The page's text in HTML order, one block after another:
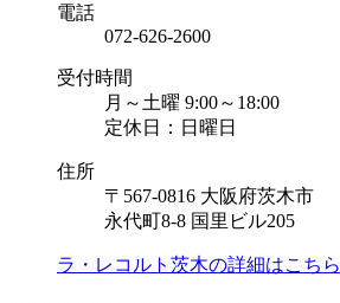
電話
072-626-2600
受付時間
月～土曜 9:00～18:00
定休日：日曜日
住所
〒567-0816 大阪府茨木市
永代町8-8 国里ビル205
ラ・レコルト茨木の詳細はこちら